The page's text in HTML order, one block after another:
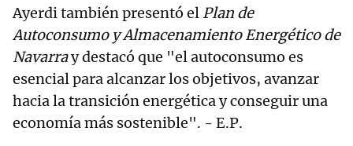
Ayerdi también presentó el Plan de
Autoconsumo y Almacenamiento Energético de
Navarray destacó que "el autoconsumo es
esencial para alcanzar los objetivos, avanzar
hacia la transición energética y conseguir una
economía más sostenible". - E.P.